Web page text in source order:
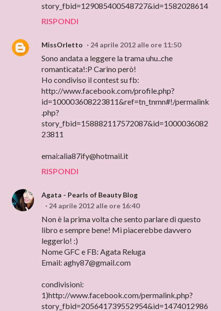
story_fbid=129085400548727&id=1582028614
RISPONDI
MissOrletto 24 aprile 2012 alle ore 11:50
Sono andata a leggere la trama uhu..che
romanticata!:P Carino però!
Ho condiviso il contest su fb:
http://www.facebook.com/profile.php?
id=100003608223811&ref=tn_tnmn#!/permalink
.php?
story_fbid=158882117572087&id=1000036082
23811
emai:alia87ify@hotmail.it
RISPONDI
Agata - Pearls of Beauty Blog
24 aprile 2012 alle ore 16:40
Non è la prima volta che sento parlare di questo
libro e sempre bene! Mi piacerebbe davvero
leggerlo! :)
Nome GFC e FB: Agata Reluga
Email: aghy87@gmail.com
condivisioni:
1)http://www.facebook.com/permalink.php?
story_fbid=205641739552954&id=1474012986